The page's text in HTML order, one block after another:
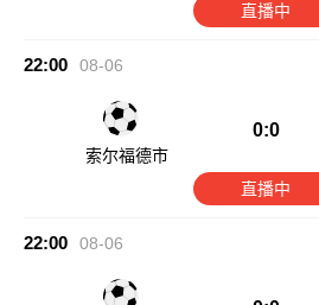
直播中
22:00 08-06
索尔福德市
0:0
直播中
22:00 08-06